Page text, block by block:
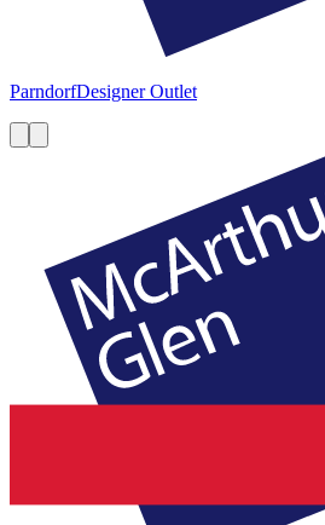
ParndorfDesigner Outlet